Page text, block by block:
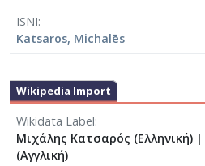
ISNI
Katsaros, Michalēs
Wikipedia Import
Wikidata Label
Μιχάλης Κατσαρός (Ελληνική) |
(Αγγλική)